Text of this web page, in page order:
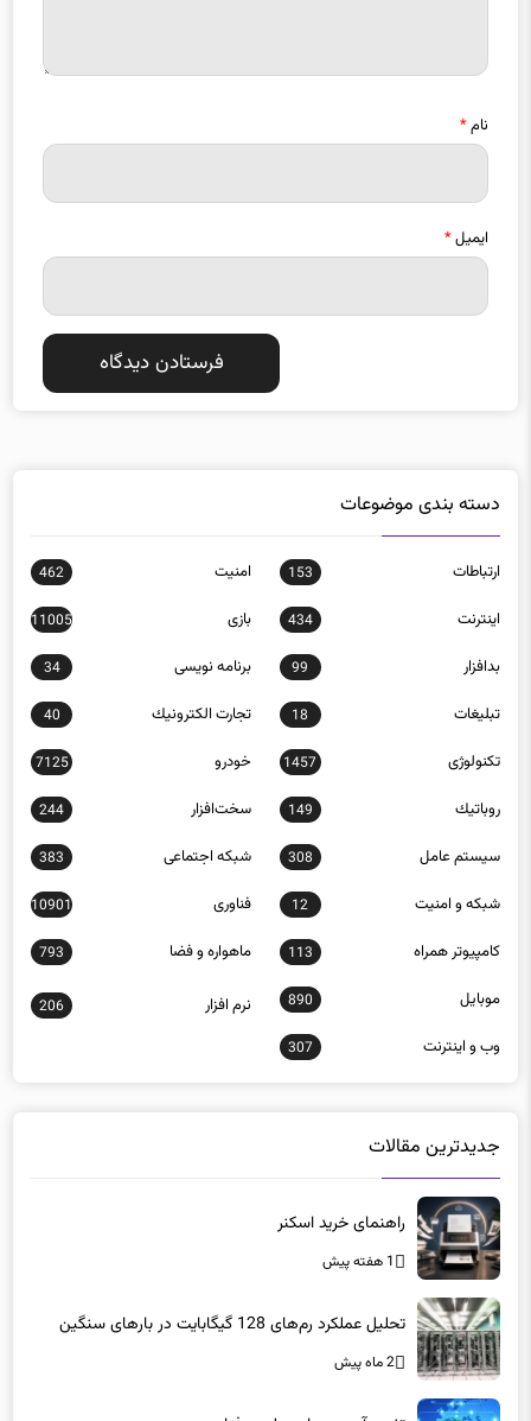
نام*
ایمیل*
دسته بندی موضوعات
ارتباطات 153 امنيت 462
اينترنت 434 بازی 11005
بدافزار 99 برنامه نويسی 34
تبلیغات 18 تجارت الكترونيك 40
تکنولوژی 1457 خودرو 7125
روباتيك 149 سخت‌افزار 244
سيستم عامل 308 شبكه اجتماعی 383
شبكه و امنيت 12 فناوری 10901
كامپيوتر همراه 113 ماهواره و فضا 793
موبايل 890 نرم افزار 206
وب و اينترنت 307
جدیدترین مقالات
راهنمای خرید اسکنر
1 هفته پیش
تحلیل عملکرد رم‌های 128 گیگابایت در بارهای سنگین
2 ماه پیش